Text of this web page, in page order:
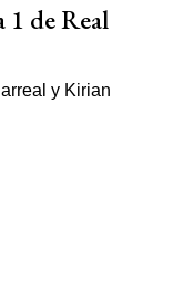
de Real